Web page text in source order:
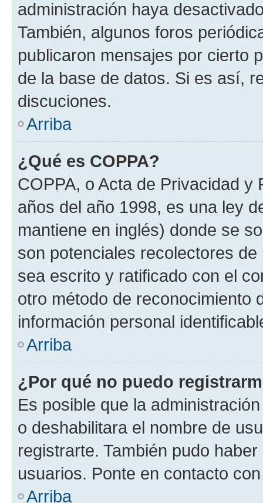
administración haya
También, algunos foros
publicaron mensajes por cierto
de la base de datos. Si es así,
discuciones.
Arriba
¿Qué es COPPA?
COPPA, o Acta de Privacidad
años del año 1998, es una ley
mantiene en inglés) donde se
son potenciales recolectores
sea escrito y ratificado con el
otro método de reconocimiento
información personal
Arriba
¿Por qué no puedo
Es posible que la
o deshabilitara el nombre de
registrarte. También pudo
usuarios. Ponte en contacto
Arriba